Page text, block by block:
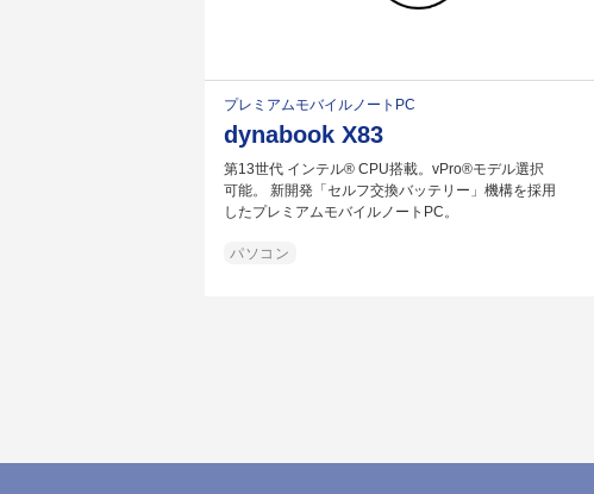
プレミアムモバイルノートPC
dynabook X83
第13世代 インテル® CPU搭載。vPro®モデル選択
可能。 新開発「セルフ交換バッテリー」機構を採用
したプレミアムモバイルノートPC。
パソコン